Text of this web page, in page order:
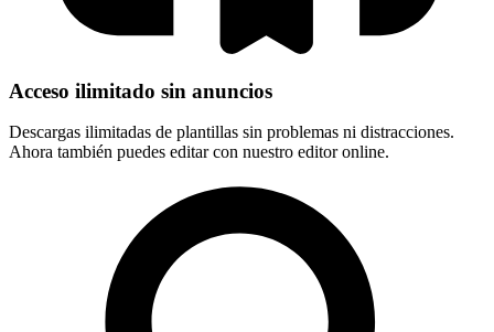
Acceso ilimitado sin anuncios
Descargas ilimitadas de plantillas sin problemas ni distracciones.
Ahora también puedes editar con nuestro editor online.